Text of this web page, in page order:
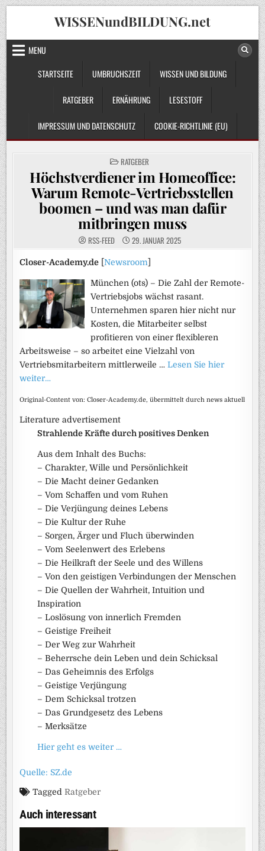
Skip
to
content
WISSENundBILDUNG.net
MENU
STARTSEITE
UMBRUCHSZEIT WISSEN UND BILDUNG
RATGEBER ERNÄHRUNG LESESTOFF
IMPRESSUM UND DATENSCHUTZ COOKIE-RICHTLINIE (EU)
POSTED
IN
RATGEBER
Höchstverdiener im Homeoffice:
Warum Remote-Vertriebsstellen
boomen – und was man dafür
mitbringen muss
RSS-FEED 29. JANUAR 2025
Closer-Academy.de [Newsroom
München (ots) – Die Zahl der Remote-
Vertriebsjobs wächst rasant.
Unternehmen sparen hier nicht nur
Kosten, die Mitarbeiter selbst
profitieren von einer flexibleren
Arbeitsweise – so arbeitet eine Vielzahl von
Vertriebsmitarbeitern mittlerweile …Lesen Sie hier
weiter…
Original-Content von: Closer-Academy.de, übermittelt durch news aktuell
Literature advertisement
Strahlende Kräfte durch positives Denken
Aus dem Inhalt des Buchs:
– Charakter, Wille und Persönlichkeit
– Die Macht deiner Gedanken
– Vom Schaffen und vom Ruhen
– Die Verjüngung deines Lebens
– Die Kultur der Ruhe
– Sorgen, Ärger und Fluch überwinden
– Vom Seelenwert des Erlebens
– Die Heilkraft der Seele und des Willens
– Von den geistigen Verbindungen der Menschen
– Die Quellen der Wahrheit, Intuition und
Inspiration
– Loslösung von innerlich Fremden
– Geistige Freiheit
– Der Weg zur Wahrheit
– Beherrsche dein Leben und dein Schicksal
– Das Geheimnis des Erfolgs
– Geistige Verjüngung
– Dem Schicksal trotzen
– Das Grundgesetz des Lebens
– Merksätze
Hier geht es weiter …
Quelle: SZ.de
TaggedRatgeber
Auch interessant